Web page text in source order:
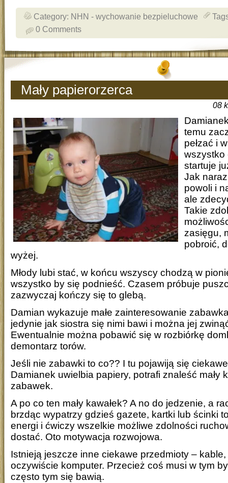
Category: NHN - wychowanie bezpieluchowe
0 Comments
Mały papierorzerca
08
temu
pełzać i
wszystko
startuje
Jak
powoli i
ale
Takie
zasięgu,
pobroić,
wyżej.
Młody lubi stać, w końcu wszyscy chodzą w
wszystko by się podnieść. Czasem próbuje
zazwyczaj kończy się to glebą.
Damian wykazuje małe zainteresowanie
jedynie jak siostra się nimi bawi i można jej
Ewentualnie można pobawić się w rozbiórkę
demontarz torów.
Jeśli nie zabawki to co?? I tu pojawiją się
Damianek uwielbia papiery, potrafi znaleść mały
zabawek.
A po co ten mały kawałek? A no do jedzenie, a
brzdąc wypatrzy gdzieś gazete, kartki lub ścinki
energi i ćwiczy wszelkie możliwe zdolności
dostać. Oto motywacja rozwojowa.
Istnieją jeszcze inne ciekawe przedmioty –
oczywiście komputer. Przecież coś musi w tym
często tym się bawią.